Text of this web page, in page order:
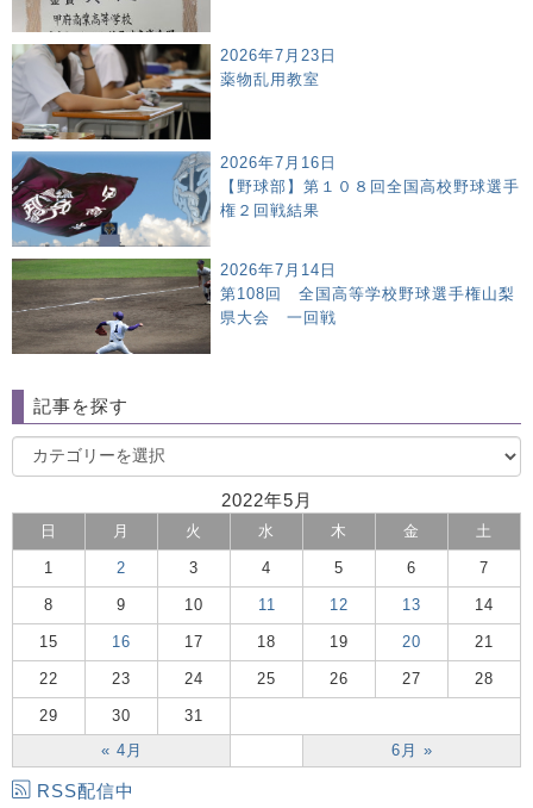
2026年7月23日
薬物乱用教室
2026年7月16日
【野球部】第１０８回全国高校野球選手
権２回戦結果
2026年7月14日
第108回 全国高等学校野球選手権山梨
県大会 一回戦
記事を探す
2022年5月
日 月 火 水 木 金 土
« 4月 6月 »
1 2 3 4 5 6 7
8 9 10 11 12 13 14
15 16 17 18 19 20 21
22 23 24 25 26 27 28
29 30 31
RSS配信中